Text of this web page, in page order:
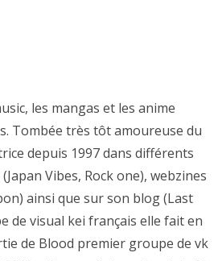
les mangas et les anime
Tombée très tôt amoureuse du
depuis 1997 dans différents
Vibes, Rock one), webzines
ainsi que sur son blog (Last
de visual kei français elle fait en
de Blood premier groupe de vk